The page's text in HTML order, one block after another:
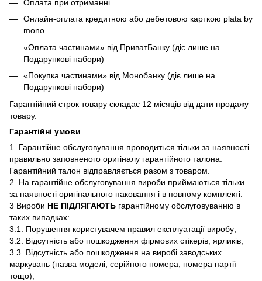
Оплата при отриманні
Онлайн-оплата кредитною або дебетовою карткою plata by
mono
«Оплата частинами» від ПриватБанку (діє лише на
Подарункові набори)
«Покупка частинами» від Монобанку (діє лише на
Подарункові набори)
Гарантійний строк товару складає 12 місяців від дати продажу
товару.
Гарантійні умови
1. Гарантійне обслуговування проводиться тільки за наявності
правильно заповненого оригіналу гарантійного талона.
Гарантійний талон відправляється разом з товаром.
2. На гарантійне обслуговування вироби приймаються тільки
за наявності оригінального паковання і в повному комплекті.
3 Вироби НЕ ПІДЛЯГАЮТЬ гарантійному обслуговуванню в
таких випадках:
3.1. Порушення користувачем правил експлуатації виробу;
3.2. Відсутність або пошкодження фірмових стікерів, ярликів;
3.3. Відсутність або пошкодження на виробі заводських
маркувань (назва моделі, серійного номера, номера партії
тощо);